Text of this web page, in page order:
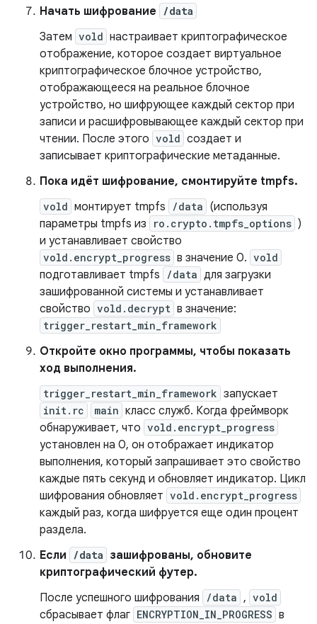
Начать шифрование /data
Затем vold настраивает криптографическое
отображение, которое создает виртуальное
криптографическое блочное устройство,
отображающееся на реальное блочное
устройство, но шифрующее каждый сектор при
записи и расшифровывающее каждый сектор при
чтении. После этого vold создает и
записывает криптографические метаданные.
Пока идёт шифрование, смонтируйте tmpfs.
vold монтирует tmpfs /data (используя
параметры tmpfs из
ro.crypto.tmpfs_options )
и устанавливает свойство
vold.encrypt_progress в значение 0. vold
подготавливает tmpfs /data для загрузки
зашифрованной системы и устанавливает
свойство vold.decrypt в значение:
trigger_restart_min_framework
Откройте окно программы, чтобы показать
ход выполнения.
trigger_restart_min_framework запускает
init.rc main класс служб. Когда фреймворк
обнаруживает, что vold.encrypt_progress
установлен на 0, он отображает индикатор
выполнения, который запрашивает это свойство
каждые пять секунд и обновляет индикатор. Цикл
шифрования обновляет vold.encrypt_progress
каждый раз, когда шифруется еще один процент
раздела.
Если /data зашифрованы, обновите
криптографический футер.
После успешного шифрования
/data , vold
сбрасывает флаг ENCRYPTION_IN_PROGRESS в